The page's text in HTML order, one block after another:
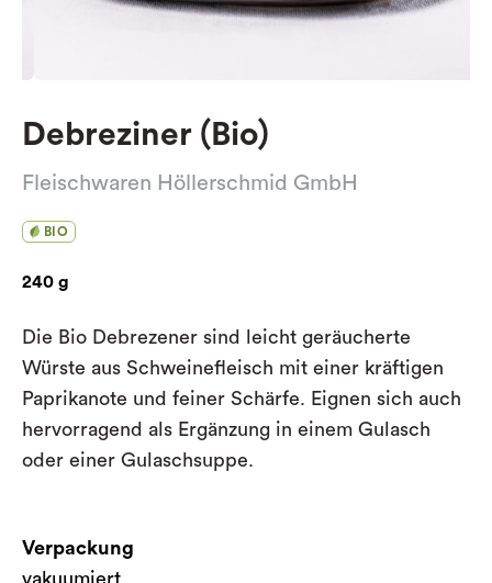
Debreziner (Bio)
Fleischwaren Höllerschmid GmbH
BIO
240 g
Die Bio Debrezener sind leicht geräucherte
Würste aus Schweinefleisch mit einer kräftigen
Paprikanote und feiner Schärfe. Eignen sich auch
hervorragend als Ergänzung in einem Gulasch
oder einer Gulaschsuppe.
Verpackung
vakuumiert